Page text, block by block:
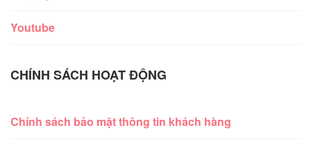
Youtube
CHÍNH SÁCH HOẠT ĐỘNG
Chính sách bảo mật thông tin khách hàng